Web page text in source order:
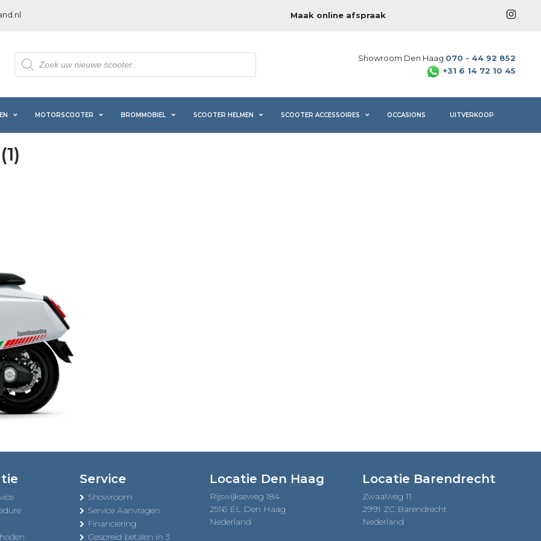
Maak online afspraak
Producten
zoeken
Showroom Den Haag 070 - 44 92 852
+31 6 14 72 10 45
MOTORSCOOTER BROMMOBIEL SCOOTER HELMEN SCOOTER ACCESSOIRES OCCASIONS UITVERKOOP
Service
Showroom
Service Aanvragen
Financiering
Gespreid betalen in 3
Locatie Den Haag
Rijswijkseweg 184
2516 EL Den Haag
Nederland
Locatie Barendrecht
Zwaalweg 11
2991 ZC Barendrecht
Nederland